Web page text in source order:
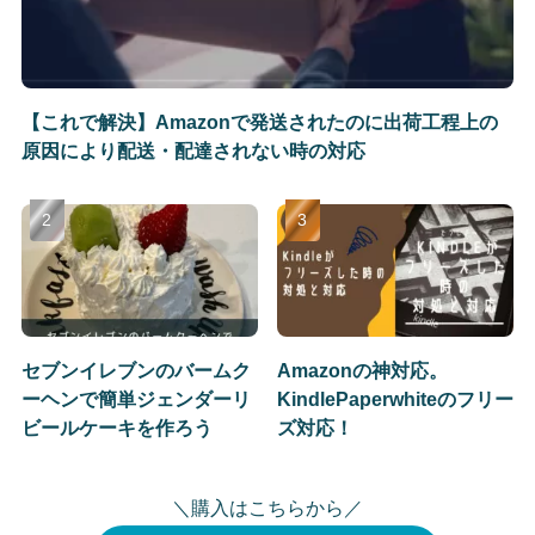
【これで解決】Amazonで発送されたのに出荷工程上の
原因により配送・配達されない時の対応
セブンイレブンのバームク
ーヘンで簡単ジェンダーリ
ビールケーキを作ろう
Amazonの神対応。
KindlePaperwhiteのフリー
ズ対応！
＼購入はこちらから／